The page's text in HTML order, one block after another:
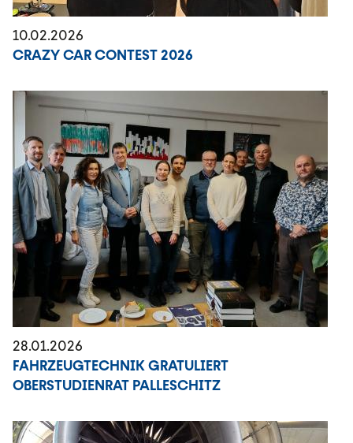
10.02.2026
CRAZY CAR CONTEST 2026
28.01.2026
FAHRZEUGTECHNIK GRATULIERT
OBERSTUDIENRAT PALLESCHITZ